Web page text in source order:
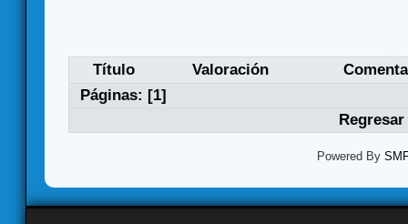
Título Valoración
Páginas: [1]
Powered By